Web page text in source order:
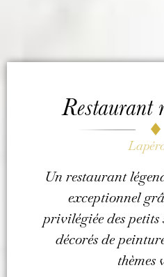
Restaurant
Un restaurant
exceptionnel
privilégiée des
décorés de
thèmes